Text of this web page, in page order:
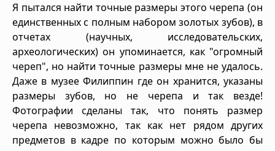
Я пытался найти точные размеры этого черепа (он
единственных с полным набором золотых зубов), в
отчетах (научных, исследовательских,
археологических) он упоминается, как "огромный
череп", но найти точные размеры мне не удалось.
Даже в музее Филиппин где он хранится, указаны
размеры зубов, но не черепа и так везде!
Фотографии сделаны так, что понять размер
черепа невозможно, так как нет рядом других
предметов в кадре по которым можно было бы